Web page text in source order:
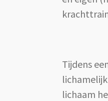
Tijdens
lichaam